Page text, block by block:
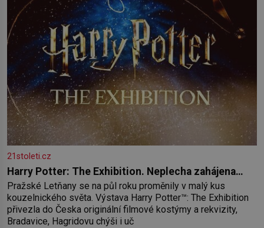
21stoleti.cz
Harry Potter: The Exhibition. Neplecha zahájena…
Pražské Letňany se na půl roku proměnily v malý kus
kouzelnického světa. Výstava Harry Potter™: The Exhibition
přivezla do Česka originální filmové kostýmy a rekvizity,
Bradavice, Hagridovu chýši i uč